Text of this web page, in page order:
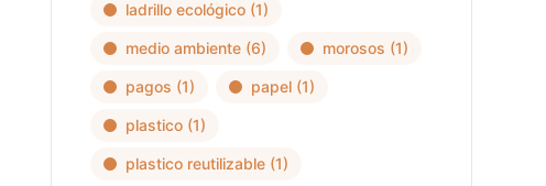
ladrillo ecológico(1)
medio ambiente(6) morosos (1)
pagos (1) papel(1)
plastico(1)
plastico reutilizable(1)